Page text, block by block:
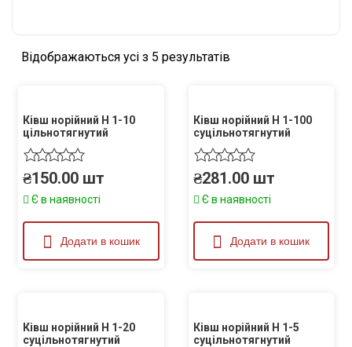
Відображаються усі з 5 результатів
Ківш норійний Н 1-10
цільнотягнутий
₴150.00 шт
Є в наявності
Додати в кошик
Ківш норійний Н 1-100
суцільнотягнутий
₴281.00 шт
Є в наявності
Додати в кошик
Ківш норійний Н 1-20
суцільнотягнутий
Ківш норійний Н 1-5
суцільнотягнутий